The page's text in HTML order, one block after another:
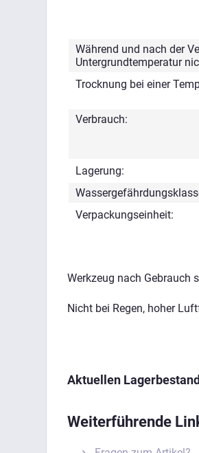
Während und nach der
Untergrundtemperatur
Trocknung bei einer
Verbrauch:
Lagerung:
Verpackungseinheit:
Werkzeug nach Gebrauch
Nicht bei Regen, hoher
Aktuellen
Weiterführende